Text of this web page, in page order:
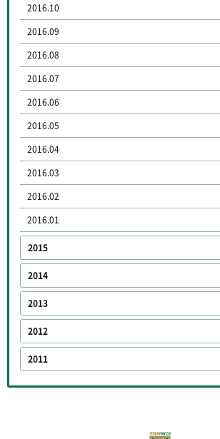
2016.10
2016.09
2016.08
2016.07
2016.06
2016.05
2016.04
2016.03
2016.02
2016.01
2015
2014
2013
2012
2011